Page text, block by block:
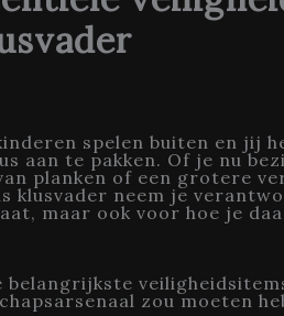
spelen buiten en jij
aan te pakken. Of je nu
planken of een grotere
klusvader neem je
maar ook voor hoe je
zou moeten